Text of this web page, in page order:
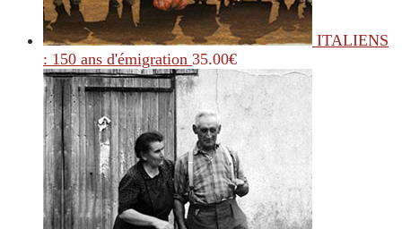
ITALIENS
: 150 ans d'émigration 35.00€